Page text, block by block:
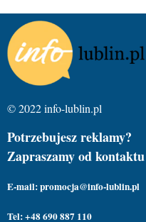
© 2022 info-lublin.pl
Potrzebujesz reklamy?
Zapraszamy od kontaktu
E-mail: promocja@info-lublin.pl
Tel: +48 690 887 110